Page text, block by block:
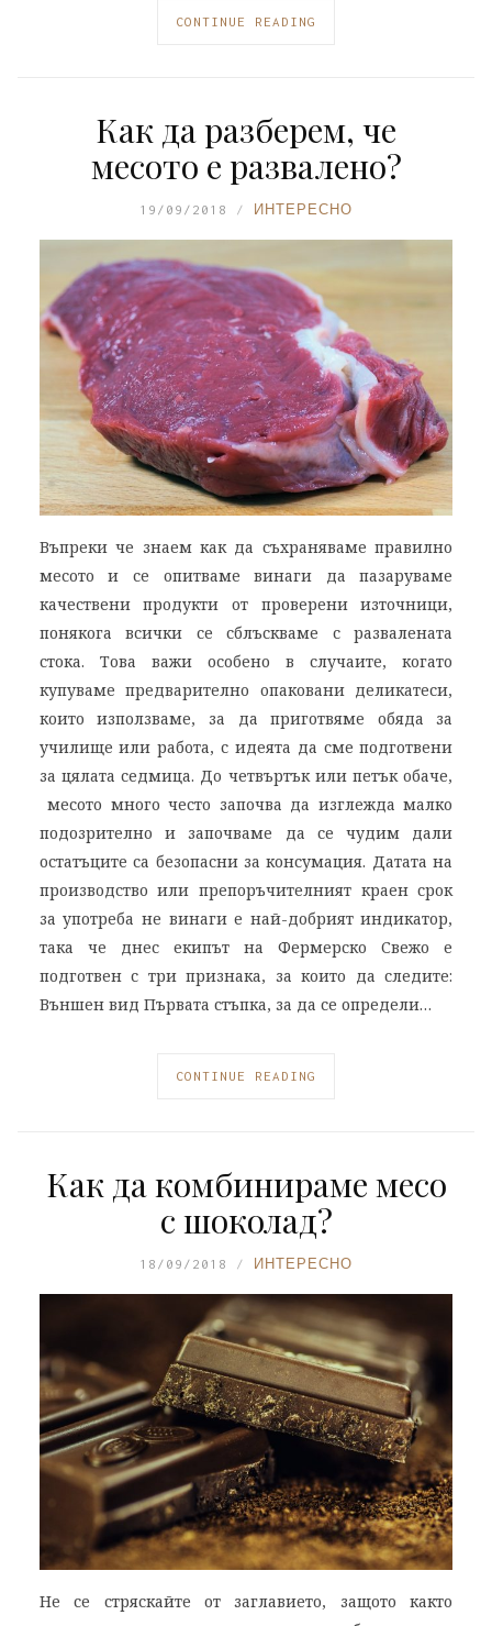
CONTINUE READING
Как да разберем, че
месото е развалено?
19/09/2018 ИНТЕРЕСНО
Въпреки че знаем как да съхраняваме правилно
месото и се опитваме винаги да пазаруваме
качествени продукти от проверени източници,
понякога всички се сблъскваме с развалената
стока. Това важи особено в случаите, когато
купуваме предварително опаковани деликатеси,
които използваме, за да приготвяме обяда за
училище или работа, с идеята да сме подготвени
за цялата седмица. До четвъртък или петък обаче,
месото много често започва да изглежда малко
подозрително и започваме да се чудим дали
остатъците са безопасни за консумация. Датата на
производство или препоръчителният краен срок
за употреба не винаги е най-добрият индикатор,
така че днес екипът на Фермерско Свежо е
подготвен с три признака, за които да следите:
Външен вид Първата стъпка, за да се определи…
CONTINUE READING
Как да комбинираме месо
с шоколад?
18/09/2018 ИНТЕРЕСНО
Не се стряскайте от заглавието, защото както